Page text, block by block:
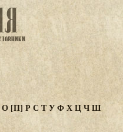
О[П] Р С ТУФХЦЧШ